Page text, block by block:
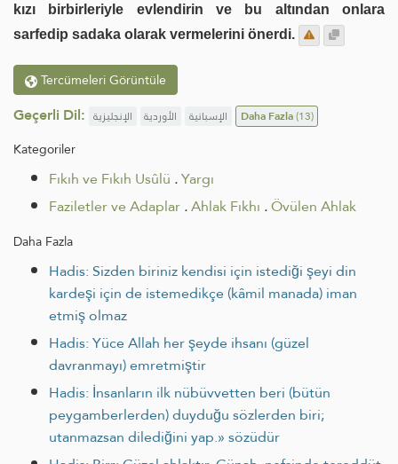
kızı birbirleriyle evlendirin ve bu altından onlara
sarfedip sadaka ola­rak vermelerini önerdi.
Tercümeleri Görüntüle
Geçerli Dil: الإنجليزية الأوردية الإسبانية Daha Fazla(13)
Kategoriler
Fıkıh ve Fıkıh Usûlü .Yargı
Faziletler ve Adaplar.Ahlak Fıkhı .Övülen Ahlak
Daha Fazla
Hadis: Sizden biriniz kendisi için istediği şeyi din
kardeşi için de istemedikçe (kâmil manada) iman
etmiş olmaz
Hadis: Yüce Allah her şeyde ihsanı (güzel
davranmayı) emretmiştir
Hadis: İnsanların ilk nübüvvetten beri (bütün
peygamberlerden) duyduğu sözlerden biri;
utanmazsan dilediğini yap.» sözüdür